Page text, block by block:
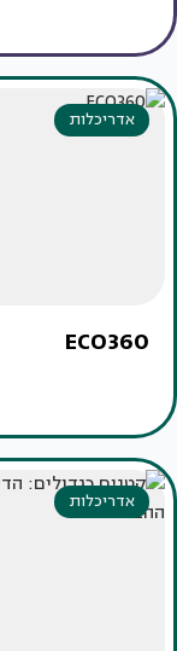
אדריכלות
ECO360
אדריכלות